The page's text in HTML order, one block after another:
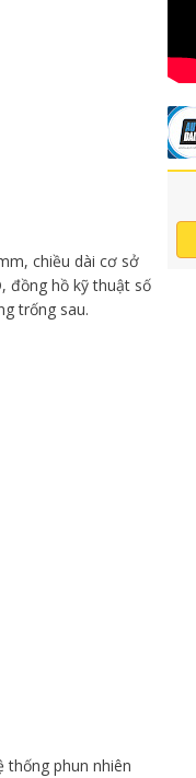
chiều dài cơ sở
đồng hồ kỹ thuật số
trống sau.
thống phun nhiên